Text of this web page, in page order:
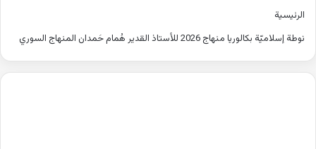
الرئيسية
نوطة إسلاميّة بكالوريا منهاج 2026 للأستاذ القدير هُمام حَمدان المنهاج السوري